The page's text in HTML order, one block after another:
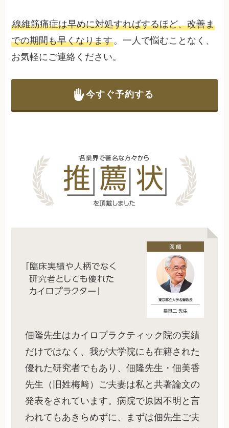
線維筋痛症は早めに対処すればするほど、改善ま
での期間も早くなります。一人で悩むことなく、
お気軽にご連絡ください。
今すぐ予約する
佃隆先生はカイロプラクティック院の実績
だけではなく、我が大学院にも在籍された
優れた研究者でもあり、佃隆先生・佃美香
先生（旧姓梅﨑）ご夫妻は私と共著論文の
発表をされています。病院で原因不明と言
われてもあきらめずに、まずは佃先生ご夫